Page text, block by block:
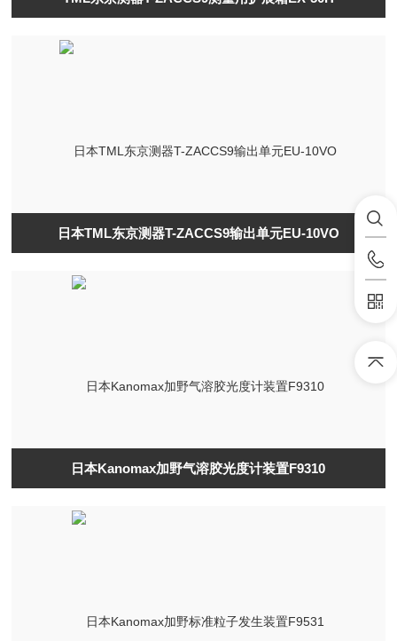
日本TML东京测器T-ZACCS9输出单元EU-10VO
日本Kanomax加野气溶胶光度计装置F9310